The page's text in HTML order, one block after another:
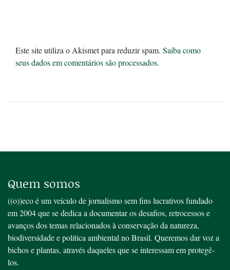
Este site utiliza o Akismet para reduzir spam. Saiba como
seus dados em comentários são processados.
Quem somos
((o))eco é um veículo de jornalismo sem fins lucrativos fundado
em 2004 que se dedica a documentar os desafios, retrocessos e
avanços dos temas relacionados à conservação da natureza,
biodiversidade e política ambiental no Brasil. Queremos dar voz a
bichos e plantas, através daqueles que se interessam em protegê-
los.